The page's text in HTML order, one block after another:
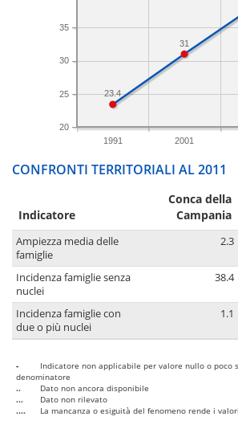
1991 2001
20
25
30
35
31
23.4
CONFRONTI TERRITORIALI AL 2011
Indicatore
Conca della
Campania
Ampiezza media delle
famiglie
2.3
Incidenza famiglie senza
nuclei
38.4
Incidenza famiglie con
due o più nuclei
1.1
-
Indicatore non applicabile per valore nullo o poco
denominatore
..
Dato non ancora disponibile
...
Dato non rilevato
....
La mancanza o esiguità del fenomeno rende i